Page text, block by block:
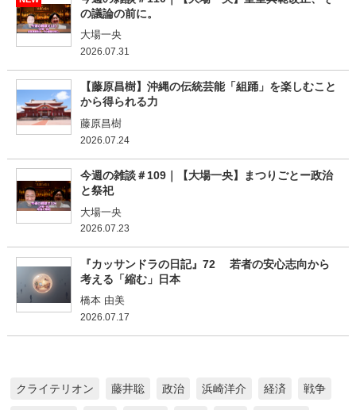
の議論の前に。
大場一央
2026.07.31
【藤原昌樹】沖縄の伝統芸能「組踊」を楽しむこと
から得られる力
藤原昌樹
2026.07.24
今週の雑談＃109｜【大場一央】まつりごとー政治
と祭祀
大場一央
2026.07.23
『カッサンドラの日記』72 若者の安心志向から
考える「縮む」日本
橋本 由美
2026.07.17
クライテリオン 藤井聡 政治 浜崎洋介 経済 戦争